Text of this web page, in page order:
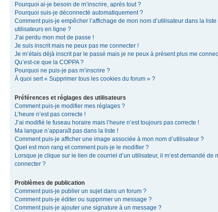
Pourquoi ai-je besoin de m’inscrire, après tout ?
Pourquoi suis-je déconnecté automatiquement ?
Comment puis-je empêcher l’affichage de mon nom d’utilisateur dans la liste
utilisateurs en ligne ?
J’ai perdu mon mot de passe !
Je suis inscrit mais ne peux pas me connecter !
Je m’étais déjà inscrit par le passé mais je ne peux à présent plus me
Qu’est-ce que la COPPA ?
Pourquoi ne puis-je pas m’inscrire ?
À quoi sert « Supprimer tous les cookies du forum » ?
Préférences et réglages des utilisateurs
Comment puis-je modifier mes réglages ?
L’heure n’est pas correcte !
J’ai modifié le fuseau horaire mais l’heure n’est toujours pas correcte !
Ma langue n’apparaît pas dans la liste !
Comment puis-je afficher une image associée à mon nom d’utilisateur ?
Quel est mon rang et comment puis-je le modifier ?
Lorsque je clique sur le lien de courriel d’un utilisateur, il m’est demandé de
connecter ?
Problèmes de publication
Comment puis-je publier un sujet dans un forum ?
Comment puis-je éditer ou supprimer un message ?
Comment puis-je ajouter une signature à un message ?